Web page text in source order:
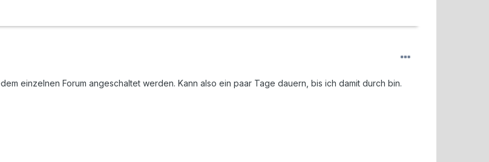
einzelnen Forum angeschaltet werden. Kann also ein paar Tage dauern, bis ich damit durch bin.